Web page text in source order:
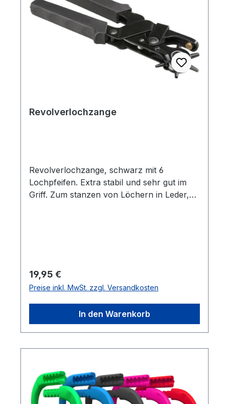
Revolverlochzange
Revolverlochzange, schwarz mit 6
Lochpfeifen. Extra stabil und sehr gut im
Griff. Zum stanzen von Löchern in Leder,
Regulärer Preis:
19,95 €
Preise inkl. MwSt. zzgl. Versandkosten
In den Warenkorb